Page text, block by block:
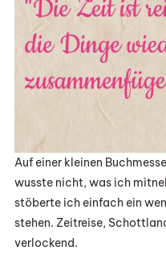
Auf einer kleinen
wusste nicht, was ich
stöberte ich einfach ein
stehen. Zeitreise,
verlockend.